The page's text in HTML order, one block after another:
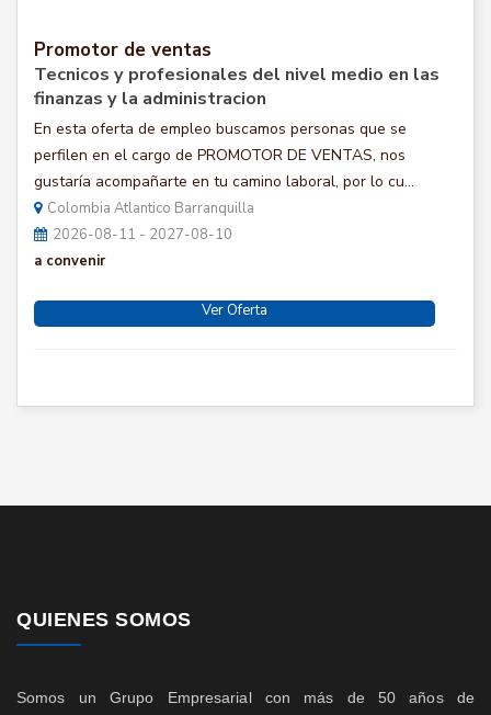
Promotor de ventas
Tecnicos y profesionales del nivel medio en las
finanzas y la administracion
En esta oferta de empleo buscamos personas que se
perfilen en el cargo de PROMOTOR DE VENTAS, nos
gustaría acompañarte en tu camino laboral, por lo cu...
Colombia Atlantico Barranquilla
2026-08-11 - 2027-08-10
a convenir
Ver Oferta
QUIENES SOMOS
Somos un Grupo Empresarial con más de 50 años de